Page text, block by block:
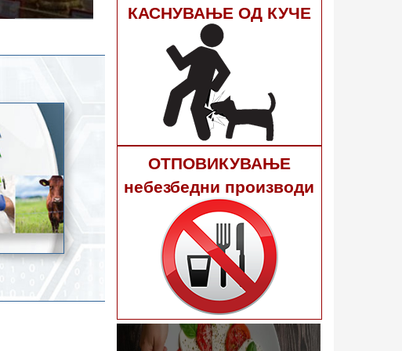
достигне 40
КАСНУВАЊЕ ОД КУЧЕ
ОТПОВИКУВАЊЕ
небезбедни производи